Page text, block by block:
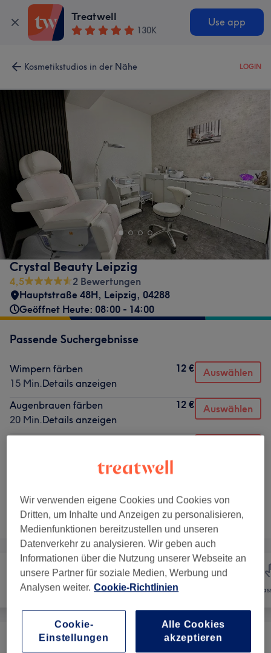
Treatwell
130K
Use app
Kosmetikstudios in der Nähe LOGIN
Crystal Beauty Leipzig
4,5
2 Bewertungen
Hauptstraße 48H, Leipzig, 04288
Geöffnet Heute: 08:00 - 14:00
Passende Suchergebnisse
Wimpern färben
15 Min.Details anzeigen
12 € Auswählen
Augenbrauen färben
20 Min.Details anzeigen
12 € Auswählen
Details anzeigen
Nicht gefunden wonach du gesucht hast?
Alle Services
Nägel Gesicht
Gesichtsbehandlungen
Wir verwenden eigene Cookies und Cookies von
Dritten, um Inhalte und Anzeigen zu personalisieren,
Medienfunktionen bereitzustellen und unseren
Datenverkehr zu analysieren. Wir geben auch
Informationen über die Nutzung unserer Webseite an
unsere Partner für soziale Medien, Werbung und
Analysen weiter. Cookie-Richtlinien
Cookie-
Einstellungen
Alle Cookies
akzeptieren